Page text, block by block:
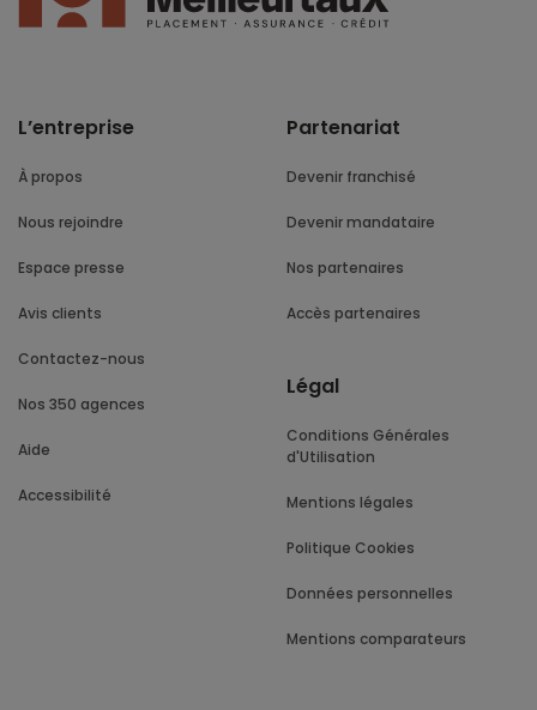
L’entreprise
À propos
Nous rejoindre
Espace presse
Avis clients
Contactez-nous
Nos 350 agences
Aide
Accessibilité
Partenariat
Devenir franchisé
Devenir mandataire
Nos partenaires
Accès partenaires
Légal
Conditions Générales
d'Utilisation
Mentions légales
Politique Cookies
Données personnelles
Mentions comparateurs